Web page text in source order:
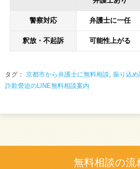
警察対応 弁護士に一任
釈放・不起訴 可能性上がる
タグ： 京都市から弁護士に無料相談, 振り込
詐欺脅迫のLINE無料相談案内
無料相談の流